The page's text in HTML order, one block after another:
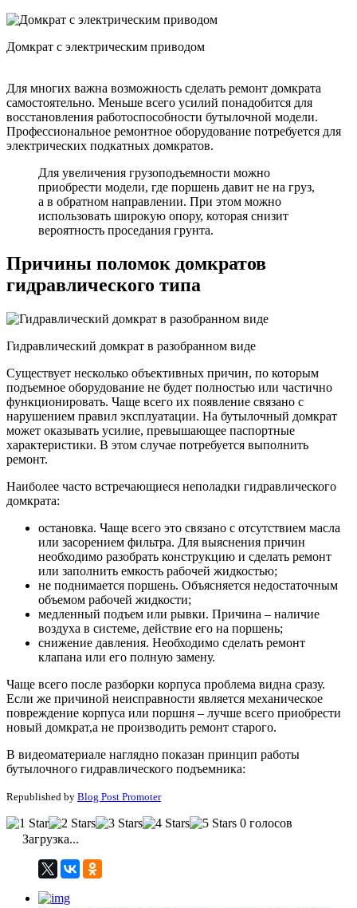
Домкрат с электрическим приводом
Для многих важна возможность сделать ремонт домкрата
самостоятельно. Меньше всего усилий понадобится для
восстановления работоспособности бутылочной модели.
Профессиональное ремонтное оборудование потребуется для
электрических подкатных домкратов.
Для увеличения грузоподъемности можно
приобрести модели, где поршень давит не на груз,
а в обратном направлении. При этом можно
использовать широкую опору, которая снизит
вероятность проседания грунта.
Причины поломок домкратов
гидравлического типа
Гидравлический домкрат в разобранном виде
Существует несколько объективных причин, по которым
подъемное оборудование не будет полностью или частично
функционировать. Чаще всего их появление связано с
нарушением правил эксплуатации. На бутылочный домкрат
может оказывать усилие, превышающее паспортные
характеристики. В этом случае потребуется выполнить
ремонт.
Наиболее часто встречающиеся неполадки гидравлического
домкрата:
остановка. Чаще всего это связано с отсутствием масла
или засорением фильтра. Для выяснения причин
необходимо разобрать конструкцию и сделать ремонт
или заполнить емкость рабочей жидкостью;
не поднимается поршень. Объясняется недостаточным
объемом рабочей жидкости;
медленный подъем или рывки. Причина – наличие
воздуха в системе, действие его на поршень;
снижение давления. Необходимо сделать ремонт
клапана или его полную замену.
Чаще всего после разборки корпуса проблема видна сразу.
Если же причиной неисправности является механическое
повреждение корпуса или поршня – лучше всего приобрести
новый домкрат,а не производить ремонт старого.
В видеоматериале наглядно показан принцип работы
бутылочного гидравлического подъемника:
Republished by Blog Post Promoter
0 голосов
Загрузка...